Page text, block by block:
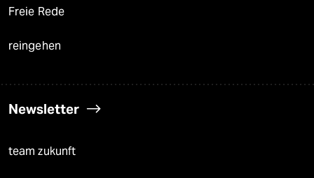
Freie Rede
reingehen
Newsletter
team zukunft